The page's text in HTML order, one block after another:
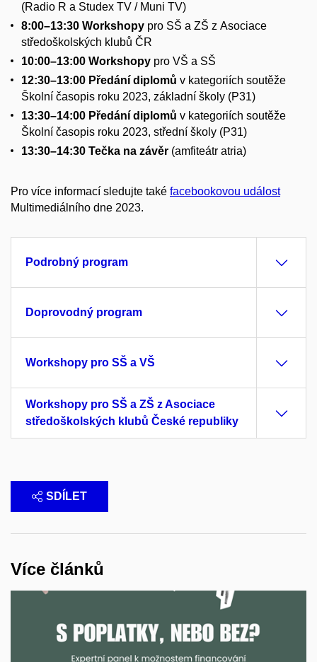
(Radio R a Studex TV / Muni TV)
8:00–13:30 Workshopy pro SŠ a ZŠ z Asociace
středoškolských klubů ČR
10:00–13:00 Workshopy pro VŠ a SŠ
12:30–13:00 Předání diplomů v kategoriích soutěže
Školní časopis roku 2023, základní školy (P31)
13:30–14:00 Předání diplomů v kategoriích soutěže
Školní časopis roku 2023, střední školy (P31)
13:30–14:30 Tečka na závěr (amfiteátr atria)
Pro více informací sledujte také facebookovou událost
Multimediálního dne 2023.
Podrobný program
Doprovodný program
Workshopy pro SŠ a VŠ
Workshopy pro SŠ a ZŠ z Asociace
středoškolských klubů České republiky
SDÍLET
Více článků